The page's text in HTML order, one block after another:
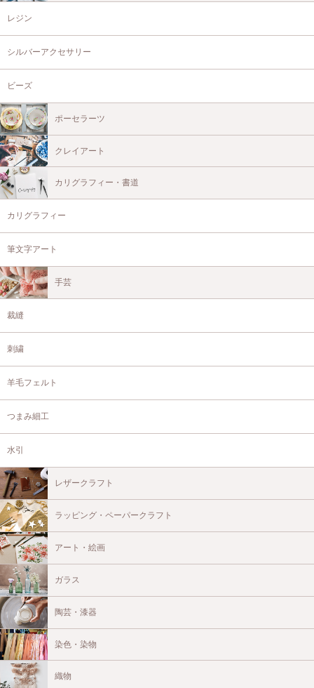
レジン
シルバーアクセサリー
ビーズ
ポーセラーツ
クレイアート
カリグラフィー・書道
カリグラフィー
筆文字アート
手芸
裁縫
刺繍
羊毛フェルト
つまみ細工
水引
レザークラフト
ラッピング・ペーパークラフト
アート・絵画
ガラス
陶芸・漆器
染色・染物
織物